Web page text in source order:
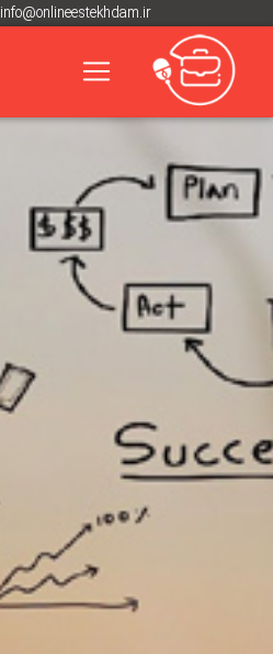
info@onlineestekhdam.ir
خانه
های
شغلی
رزومه
ها
اخبار
مشاغل